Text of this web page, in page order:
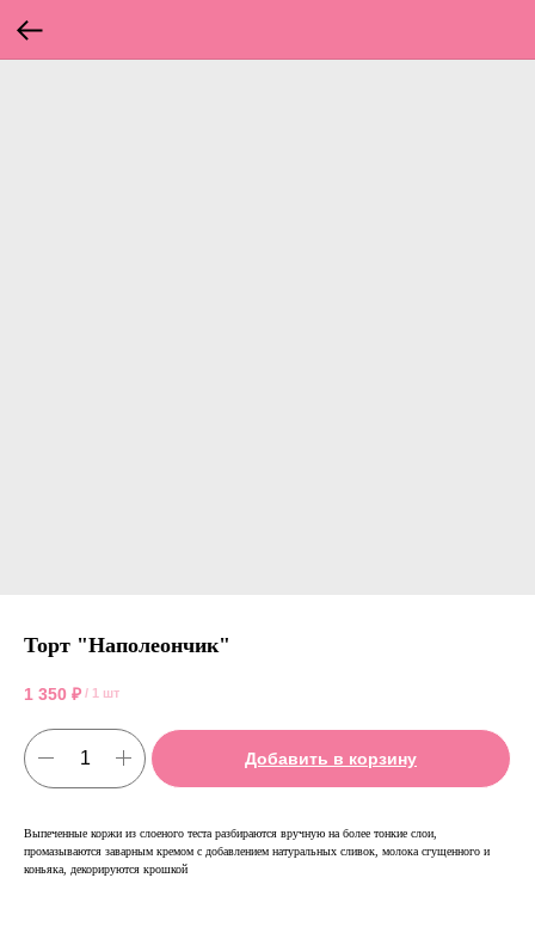
Торт "Наполеончик"
1 350 ₽ / 1 шт
Добавить в корзину
Выпеченные коржи из слоеного теста разбираются вручную на более тонкие слои,
промазываются заварным кремом с добавлением натуральных сливок, молока сгущенного и
коньяка, декорируются крошкой